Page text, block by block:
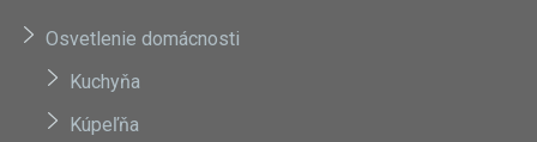
Osvetlenie domácnosti
Kuchyňa
Kúpeľňa